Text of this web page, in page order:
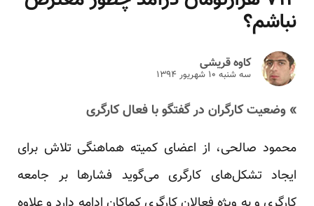
نباشم؟
کاوه قریشی
سه شنبه ۱۰ شهريور ۱۳۹۴
» وضعیت کارگران در گفتگو با فعال کارگری
محمود صالحی، از اعضای کمیته هماهنگی تلاش برای
ایجاد تشکل‌های کارگری می‌گوید فشارها بر جامعه